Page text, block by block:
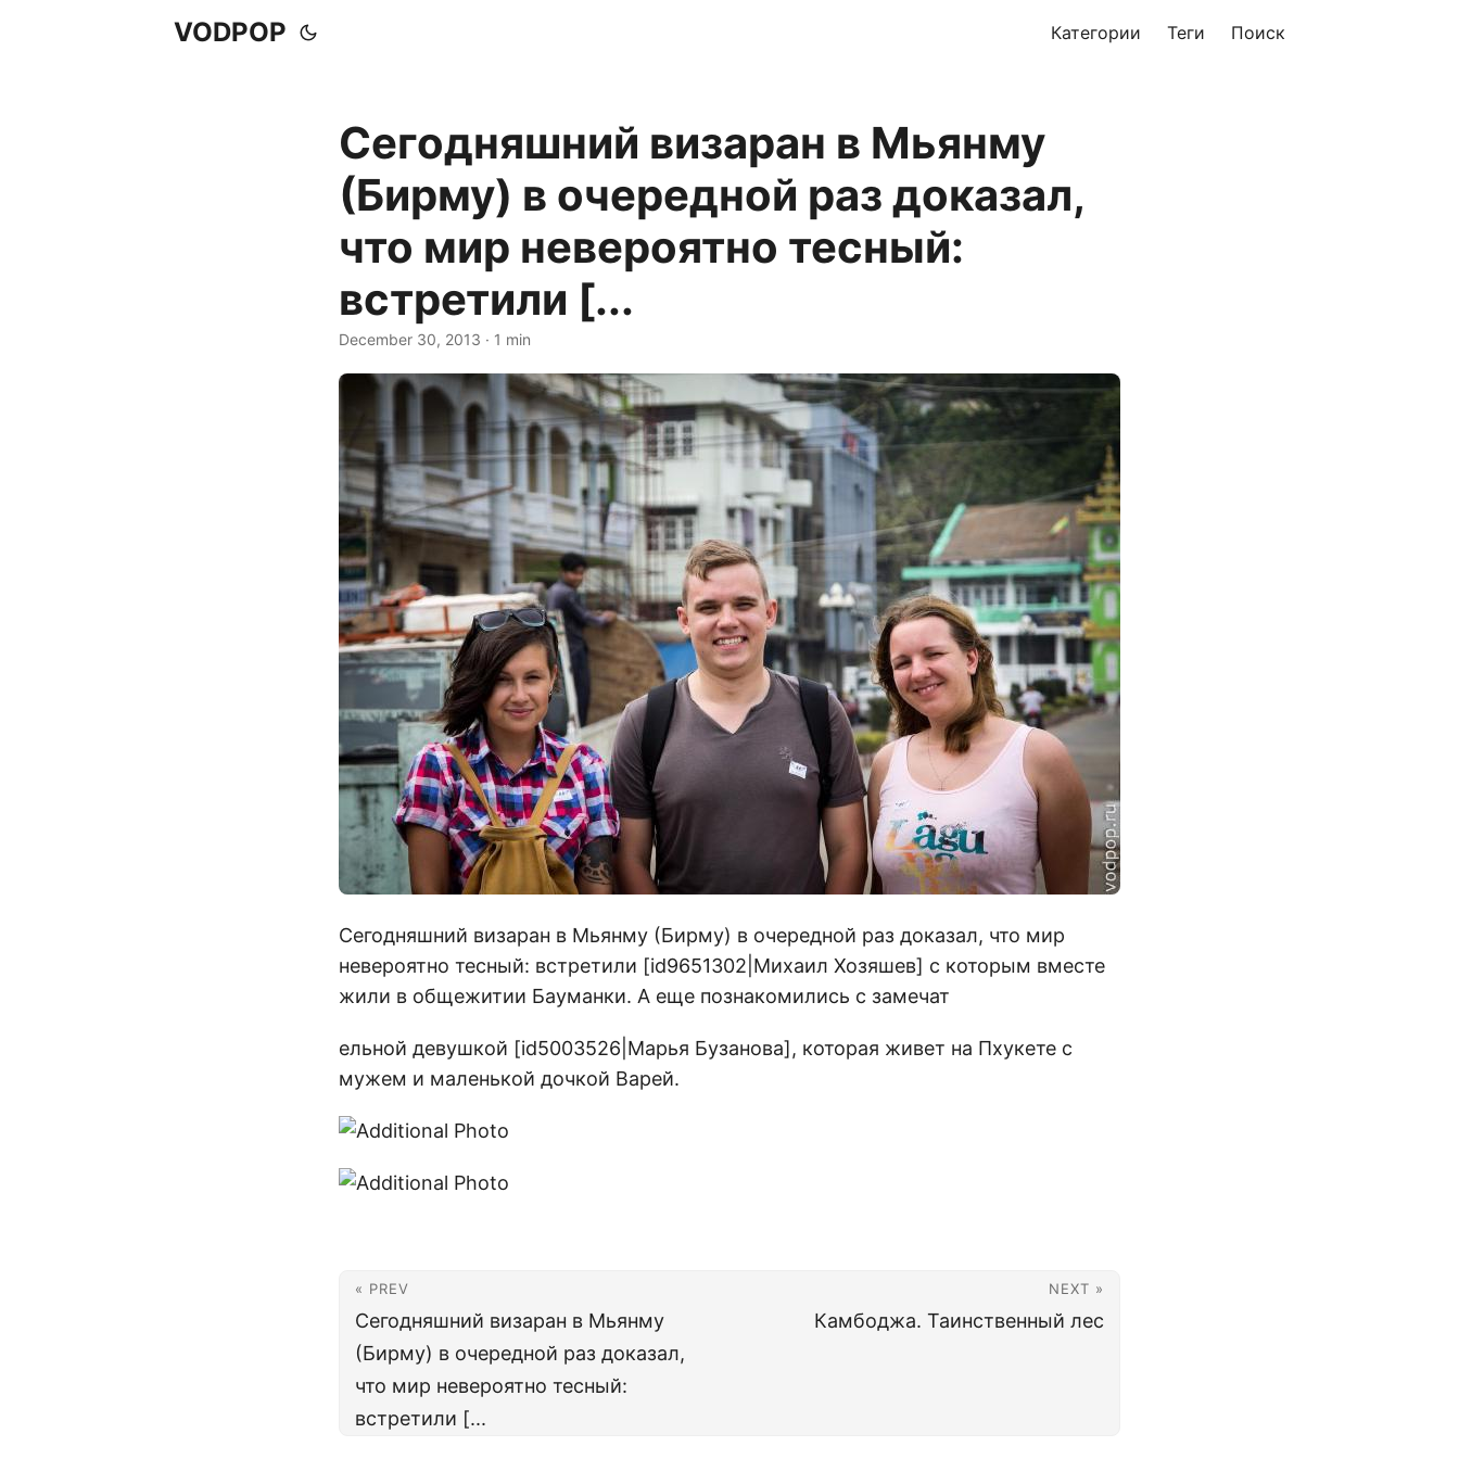
VODPOP Категории Теги Поиск
Сегодняшний визаран в Мьянму
(Бирму) в очередной раз доказал,
что мир невероятно тесный:
встретили [...
December 30, 2013 · 1 min
Сегодняшний визаран в Мьянму (Бирму) в очередной раз доказал, что мир
невероятно тесный: встретили [id9651302|Михаил Хозяшев] с которым вместе
жили в общежитии Бауманки. А еще познакомились с замечат
ельной девушкой [id5003526|Марья Бузанова], которая живет на Пхукете с
мужем и маленькой дочкой Варей.
« PREV
Сегодняшний визаран в Мьянму
(Бирму) в очередной раз доказал,
что мир невероятно тесный:
встретили [...
NEXT »
Камбоджа. Таинственный лес